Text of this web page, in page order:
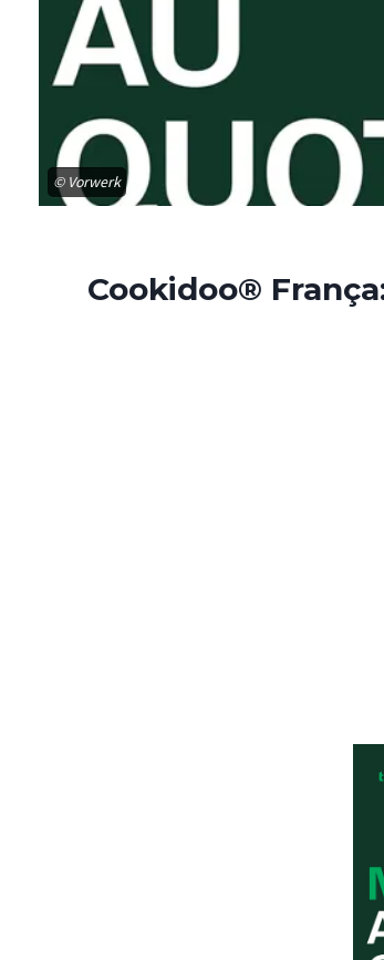
© Vorwerk
Cookidoo®